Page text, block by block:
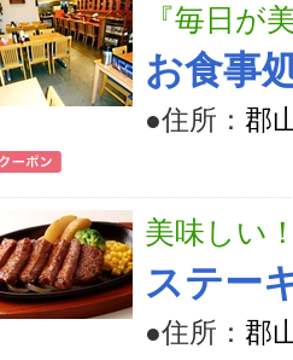
『毎日が
お食事
●住所： 郡
美味しい
ステー
●住所： 郡